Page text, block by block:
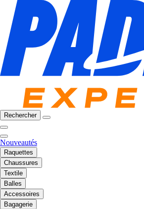
Rechercher
Nouveautés
Raquettes
Chaussures
Textile
Balles
Accessoires
Bagagerie